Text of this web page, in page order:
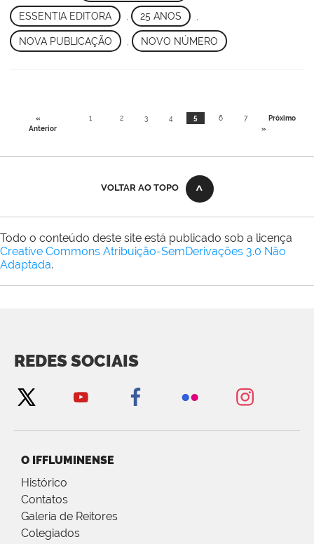
ESSENTIA EDITORA 25 ANOS
NOVA PUBLICAÇÃO NOVO NÚMERO
«
Anterior
1 2 3 4 5 6 7
Próximo
»
VOLTAR AO TOPO
Todo o conteúdo deste site está publicado sob a licença
Creative Commons Atribuição-SemDerivações 3.0 Não
Adaptada.
REDES SOCIAIS
O IFFLUMINENSE
Histórico
Contatos
Galeria de Reitores
Colegiados